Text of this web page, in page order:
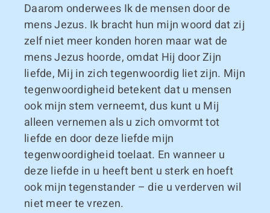
Daarom onderwees Ik de mensen door de
mens Jezus. Ik bracht hun mijn woord dat zij
zelf niet meer konden horen maar wat de
mens Jezus hoorde, omdat Hij door Zijn
liefde, Mij in zich tegenwoordig liet zijn. Mijn
tegenwoordigheid betekent dat u mensen
ook mijn stem verneemt, dus kunt u Mij
alleen vernemen als u zich omvormt tot
liefde en door deze liefde mijn
tegenwoordigheid toelaat. En wanneer u
deze liefde in u heeft bent u sterk en hoeft
ook mijn tegenstander – die u verderven wil
niet meer te vrezen.